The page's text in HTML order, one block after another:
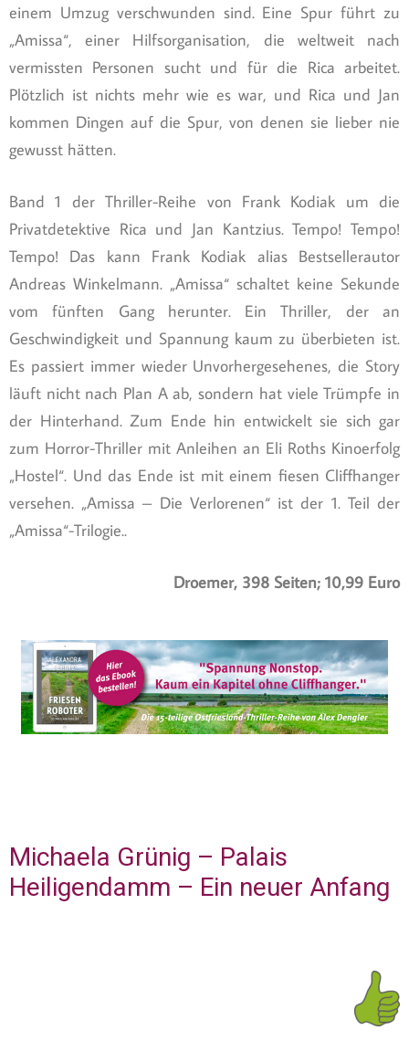
einem Umzug verschwunden sind. Eine Spur führt zu
„Amissa“, einer Hilfsorganisation, die weltweit nach
vermissten Personen sucht und für die Rica arbeitet.
Plötzlich ist nichts mehr wie es war, und Rica und Jan
kommen Dingen auf die Spur, von denen sie lieber nie
gewusst hätten.
Band 1 der Thriller-Reihe von Frank Kodiak um die
Privatdetektive Rica und Jan Kantzius. Tempo! Tempo!
Tempo! Das kann Frank Kodiak alias Bestsellerautor
Andreas Winkelmann. „Amissa“ schaltet keine Sekunde
vom fünften Gang herunter. Ein Thriller, der an
Geschwindigkeit und Spannung kaum zu überbieten ist.
Es passiert immer wieder Unvorhergesehenes, die Story
läuft nicht nach Plan A ab, sondern hat viele Trümpfe in
der Hinterhand. Zum Ende hin entwickelt sie sich gar
zum Horror-Thriller mit Anleihen an Eli Roths Kinoerfolg
„Hostel“. Und das Ende ist mit einem fiesen Cliffhanger
versehen. „Amissa – Die Verlorenen“ ist der 1. Teil der
„Amissa“-Trilogie..
Droemer, 398 Seiten; 10,99 Euro
Michaela Grünig – Palais
Heiligendamm – Ein neuer Anfang